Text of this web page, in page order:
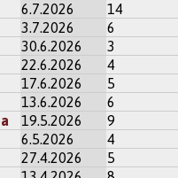
6.7.2026 14
3.7.2026 6
30.6.2026 3
22.6.2026 4
17.6.2026 5
13.6.2026 6
19.5.2026 9
6.5.2026 4
27.4.2026 5